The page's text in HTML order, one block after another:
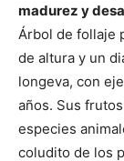
madurez y
Árbol de follaje
de altura y un
longeva, con
años. Sus
especies
coludito de los